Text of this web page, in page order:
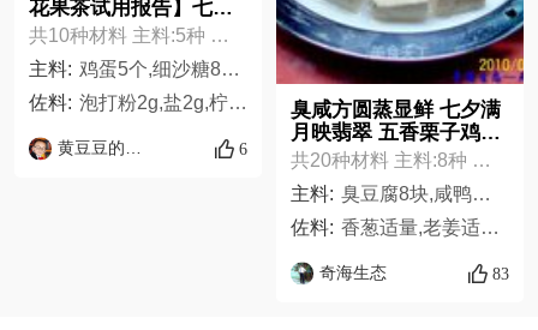
花果茶试用报告】七夕
品尝茶与水果味的戚风
蛋糕配方表
共10种材料 主料:5种 佐料:5种
主料: 鸡蛋5个,细沙糖80g,色拉油60g,牛奶60g,低筋面粉100g
佐料: 泡打粉2g,盐2g,柠檬汁几滴,香草精几滴,水果郎姆酒5g
黄豆豆的一家 6
臭咸方圆蒸显鲜 七夕满
月映翡翠 五香栗子鸡翅
煲 “免火再煮一锅焖”配
方表
共20种材料 主料:8种 佐料:12种
主料: 臭豆腐8块,咸鸭蛋2只,鹌鹑蛋7只,鸡蛋1只,肉末适量,黄瓜1根,鸡中翅5只,栗子10只,
佐料: 香葱适量,老姜适量,食盐适量,味精适量,白砂糖适量,老抽适量,六月鲜适量,料酒适量,五香粉适量,橄榄油适量,洋葱适量,淀粉适量
奇海生态 83